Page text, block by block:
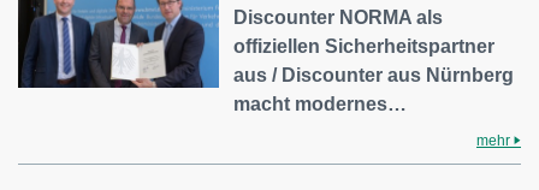
Discounter NORMA als
offiziellen Sicherheitspartner
aus / Discounter aus Nürnberg
macht modernes…
mehr